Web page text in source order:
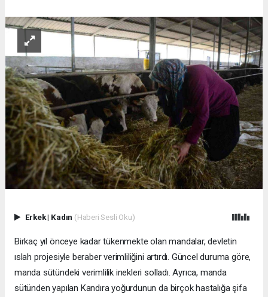
Erkek| Kadın (Haberi Sesli Oku)
Birkaç yıl önceye kadar tükenmekte olan mandalar, devletin
ıslah projesiyle beraber verimliliğini artırdı. Güncel duruma göre,
manda sütündeki verimlilik inekleri solladı. Ayrıca, manda
sütünden yapılan Kandıra yoğurdunun da birçok hastalığa şifa